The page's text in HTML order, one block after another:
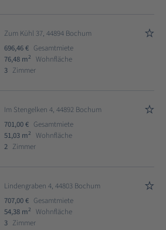
Zum Kühl 37, 44894 Bochum
696,46 € Gesamtmiete
76,48 m2
Wohnfläche
3 Zimmer
Im Stengelken 4, 44892 Bochum
701,00 € Gesamtmiete
51,03 m2
Wohnfläche
2 Zimmer
Lindengraben 4, 44803 Bochum
707,00 € Gesamtmiete
54,38 m2
Wohnfläche
3 Zimmer